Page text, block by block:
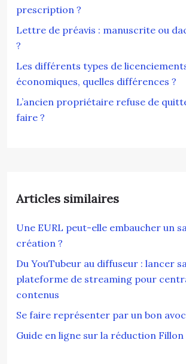
prescription ?
Lettre de préavis : manuscrite ou
?
Les différents types de
économiques, quelles différences ?
L’ancien propriétaire refuse de
faire ?
Articles similaires
Une EURL peut-elle embaucher un
création ?
Du YouTubeur au diffuseur : lancer
plateforme de streaming pour
contenus
Se faire représenter par un bon
Guide en ligne sur la réduction Fillon